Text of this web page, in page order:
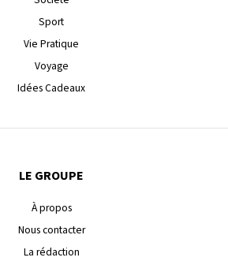
Sport
Vie Pratique
Voyage
Idées Cadeaux
LE GROUPE
À propos
Nous contacter
La rédaction